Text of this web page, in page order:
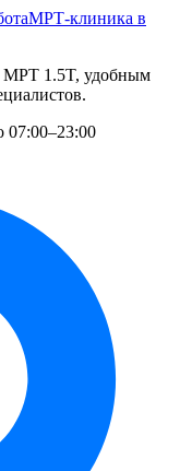
МРТ‑клиника в
МРТ 1.5T, удобным
07:00–23:00